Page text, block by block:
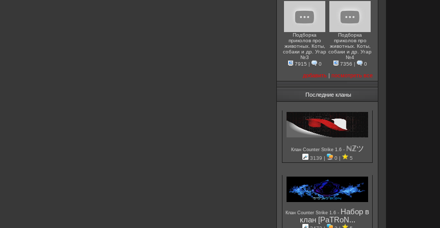
Подборка
приколов про
животных. Коты,
собаки и др. Угар
№3
7915 | 0
Подборка
приколов про
животных. Коты,
собаки и др. Угар
№4
7356 | 0
добавить | посмотреть все
Последние кланы
Клан Counter Strike 1.6 - ℕℤツ
3139 | 0 | 5
Клан Counter Strike 1.6 - Набор в
клан [PaTRoN...